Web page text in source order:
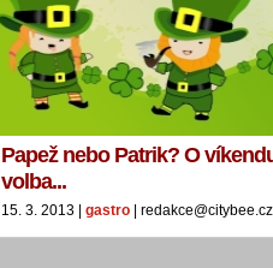
Papež nebo Patrik? O
volba...
15. 3. 2013 | gastro | redakce@citybee.cz